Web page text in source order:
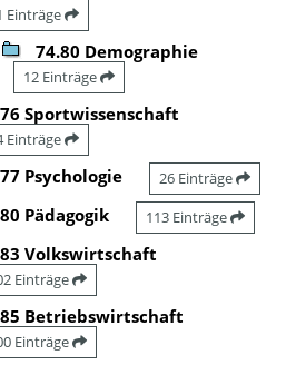
Einträge
74.80 Demographie
12 Einträge
76 Sportwissenschaft
Einträge
77 Psychologie 26 Einträge
80 Pädagogik 113 Einträge
83 Volkswirtschaft
Einträge
85 Betriebswirtschaft
Einträge